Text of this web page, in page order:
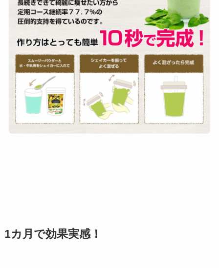
1カ月で効果実感！